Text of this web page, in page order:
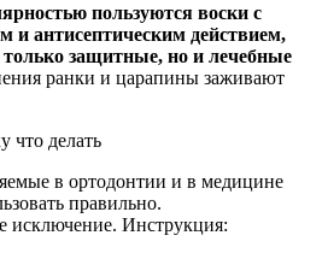
пользуются воски с
и антисептическим действием,
защитные, но и лечебные
ранки и царапины заживают
в ортодонтии и в медицине
правильно.
исключение. Инструкция: